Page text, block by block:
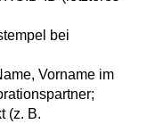
bei
Vorname im
(z. B.